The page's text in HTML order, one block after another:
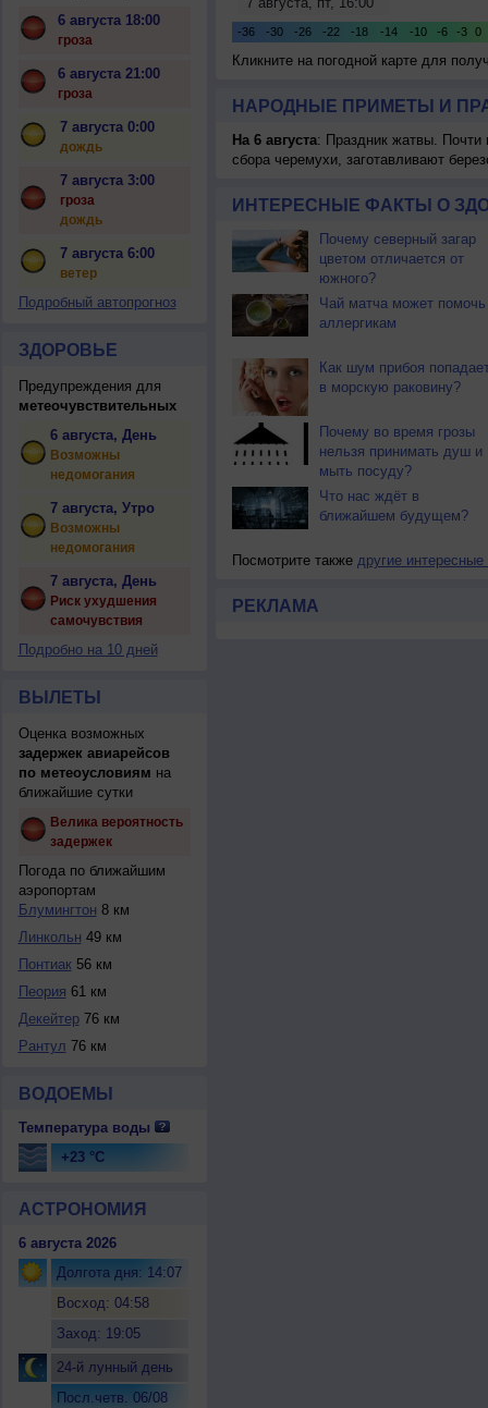
6 августа 18:00
гроза
6 августа 21:00
гроза
7 августа 0:00
дождь
7 августа 3:00
гроза
дождь
7 августа 6:00
ветер
Подробный автопрогноз
ЗДОРОВЬЕ
Предупреждения для
метеочувствительных
6 августа, День
Возможны
недомогания
7 августа, Утро
Возможны
недомогания
7 августа, День
Риск ухудшения
самочувствия
Подробно на 10 дней
ВЫЛЕТЫ
Оценка возможных
задержек авиарейсов
по метеоусловиям на
ближайшие сутки
Велика вероятность
задержек
Погода по ближайшим
аэропортам
Блумингтон 8 км
Линкольн 49 км
Понтиак56 км
Пеория 61 км
Декейтер76 км
Рантул 76 км
ВОДОЕМЫ
Температура воды
+23 °C
АСТРОНОМИЯ
6 августа 2026
Долгота дня: 14:07
Восход: 04:58
Заход: 19:05
24-й лунный день
Посл.четв. 06/08
Кликните на погодной карте для
НАРОДНЫЕ ПРИМЕТЫ И
На 6 августа: Праздник жатвы. Почти
сбора черемухи, заготавливают
ИНТЕРЕСНЫЕ ФАКТЫ О
Почему северный загар
цветом отличается от
южного?
Чай матча может помочь
аллергикам
Как шум прибоя
в морскую раковину?
Почему во время грозы
нельзя принимать душ и
мыть посуду?
Что нас ждёт в
ближайшем будущем?
Посмотрите также другие интересные
РЕКЛАМА